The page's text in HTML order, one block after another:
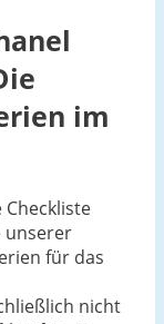
im
unserer
für das
nicht